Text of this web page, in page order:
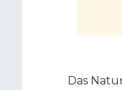
Das